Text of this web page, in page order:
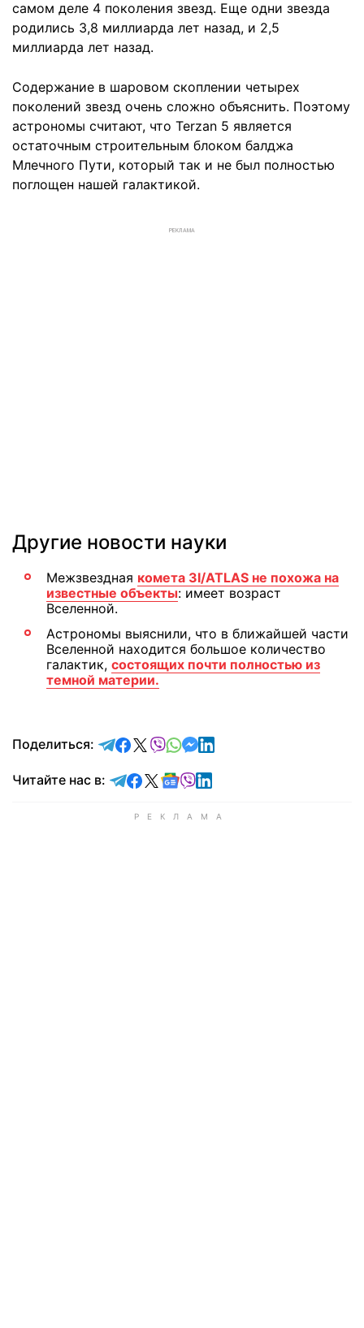
самом деле 4 поколения звезд. Еще одни звезда
родились 3,8 миллиарда лет назад, и 2,5
миллиарда лет назад.
Содержание в шаровом скоплении четырех
поколений звезд очень сложно объяснить. Поэтому
астрономы считают, что Terzan 5 является
остаточным строительным блоком балджа
Млечного Пути, который так и не был полностью
поглощен нашей галактикой.
РЕКЛАМА
Другие новости науки
Межзвездная комета 3I/ATLAS не похожа на
известные объекты: имеет возраст
Вселенной.
Астрономы выяснили, что в ближайшей части
Вселенной находится большое количество
галактик, состоящих почти полностью из
темной материи.
Поделиться: отправить в Telegram
поделиться в Facebook
поделиться в X
отправить в Viber
отправить в Whatsapp
отправить в Messenger
отправить в LinkedIn
Читайте нас в: Читайте в Telegram
Читайте в Facebook
Читайте в X
Читайте в Google news
Читайте в Viber
Читайте в LinkedIn